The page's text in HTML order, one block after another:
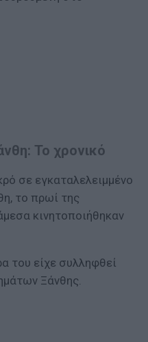
Το χρονικό
σε εγκαταλελειμμένο
το πρωί της
κινητοποιήθηκαν
του είχε συλληφθεί
Ξάνθης.